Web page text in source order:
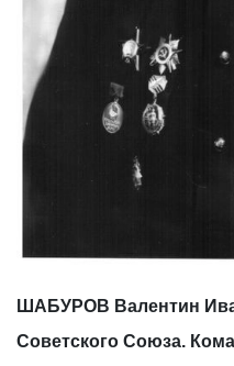
ШАБУРОВ Валентин
Советского Союза.